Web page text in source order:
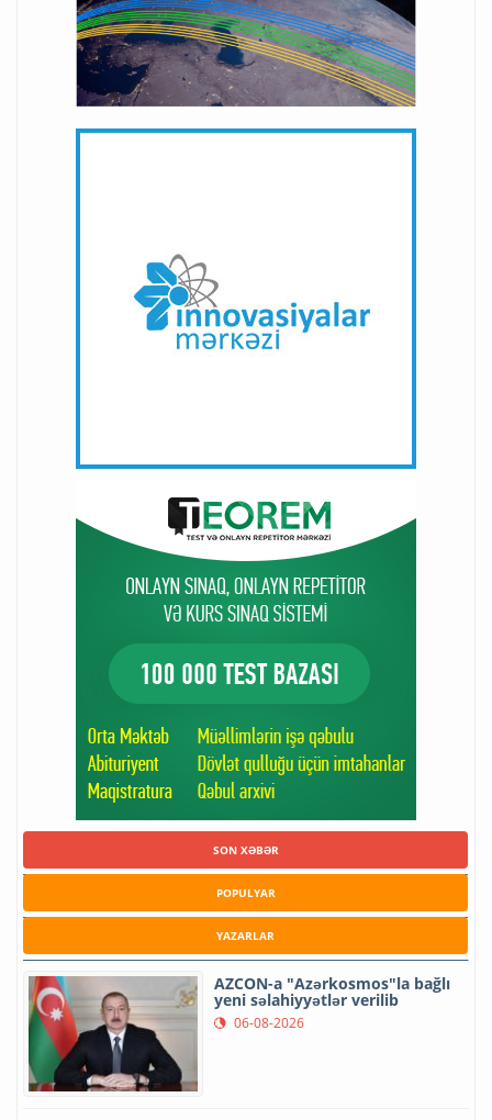
SON XƏBƏR
POPULYAR
YAZARLAR
AZCON-a "Azərkosmos"la bağlı
yeni səlahiyyətlər verilib
06-08-2026